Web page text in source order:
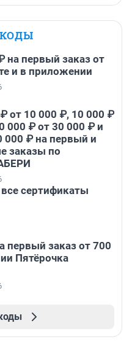
на первый заказ от
и в приложении
от 10 000 ₽, 10 000 ₽
000 ₽ от 30 000 ₽ и
000 ₽ на первый и
заказы по
сертификаты
первый заказ от 700
Пятёрочка